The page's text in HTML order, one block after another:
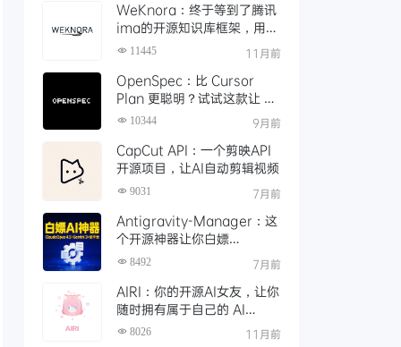
WeKnora：终于等到了腾讯
ima的开源知识库框架，用
API 轻松打造本地智能文档检
11445 11月前
OpenSpec：比 Cursor
Plan 更聪明？试试这款让 AI
编码更靠谱的规范驱动工具
10344 9月前
CapCut API：一个剪映API
开源项目，让AI自动剪辑视频
9031 7月前
Antigravity-Manager：这
个开源神器让你白嫖
ClaudeOpus 4.5，Gemini
3！还能接Claude Code等
任意平台
8492 7月前
AIRI：你的开源AI女友，让你
随时拥有属于自己的 AI
VTuber
8026 11月前